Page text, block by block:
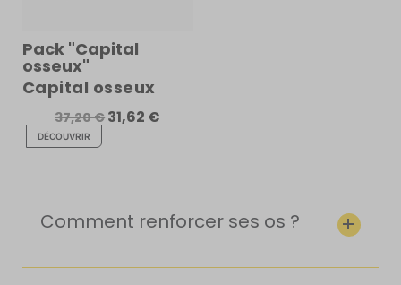
Pack "Capital
osseux"
Capital osseux
37,20 € 31,62 €
DÉCOUVRIR
Comment renforcer ses os ?